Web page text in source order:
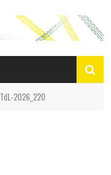
TdL-2026_220